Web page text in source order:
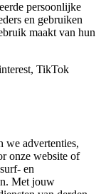
persoonlijke
en gebruiken
maakt van hun
TikTok
we advertenties,
onze website of
en
Met jouw